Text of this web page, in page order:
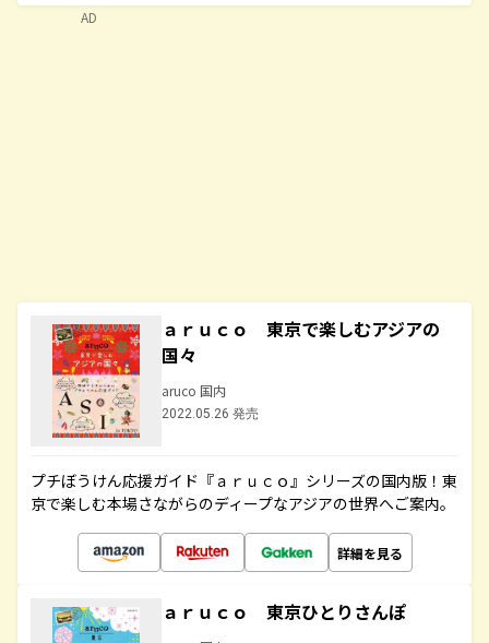
ａｒｕｃｏ 東京で楽しむアジアの
国々
aruco 国内
2022.05.26 発売
プチぼうけん応援ガイド『ａｒｕｃｏ』シリーズの国内版！東
京で楽しむ本場さながらのディープなアジアの世界へご案内。
詳細を見る
ａｒｕｃｏ 東京ひとりさんぽ
AD